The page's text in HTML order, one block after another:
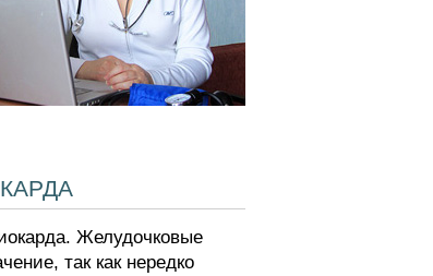
Желудочковые
так как нередко